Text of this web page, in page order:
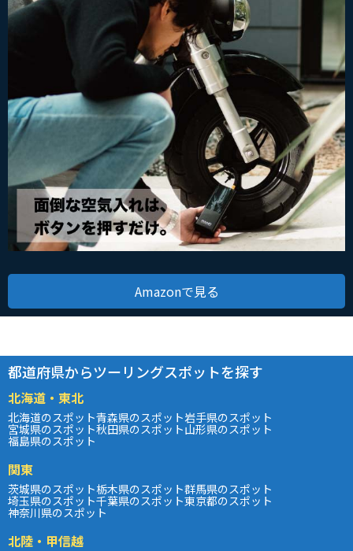
Amazonで見る
都道府県からツーリングスポットを探す
北海道・東北
北海道のスポット青森県のスポット岩手県のスポット
宮城県のスポット秋田県のスポット山形県のスポット
福島県のスポット
関東
茨城県のスポット栃木県のスポット群馬県のスポット
埼玉県のスポット千葉県のスポット東京都のスポット
神奈川県のスポット
北陸・甲信越